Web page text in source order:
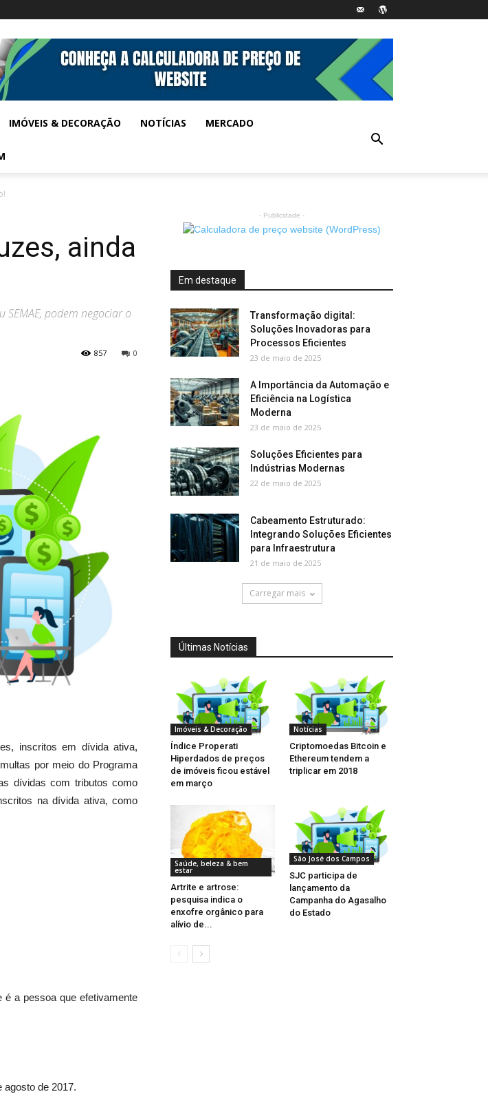
IMÓVEIS & DECORAÇÃO NOTÍCIAS MERCADO
ainda
podem negociar o
0
857
inscritos em dívida ativa,
por meio do Programa
dívidas com tributos como
na dívida ativa, como
é a pessoa que efetivamente
agosto de 2017.
- Publicidade -
Em destaque
Transformação digital:
Soluções Inovadoras para
Processos Eficientes
23 de maio de 2025
A Importância da Automação e
Eficiência na Logística
Moderna
23 de maio de 2025
Soluções Eficientes para
Indústrias Modernas
22 de maio de 2025
Cabeamento Estruturado:
Integrando Soluções Eficientes
para Infraestrutura
21 de maio de 2025
Carregar mais
Últimas Notícias
Imóveis & Decoração
Índice Properati
Hiperdados de preços
de imóveis ficou estável
em março
Notícias
Criptomoedas Bitcoin e
Ethereum tendem a
triplicar em 2018
Saúde, beleza & bem
estar
Artrite e artrose:
pesquisa indica o
enxofre orgânico para
alívio de...
São José dos Campos
SJC participa de
lançamento da
Campanha do Agasalho
do Estado